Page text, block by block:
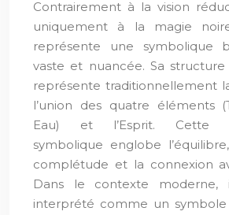
Contrairement à la vision
uniquement à la magie
représente une symbolique
vaste et nuancée. Sa
représente traditionnellement
l’union des quatre éléments
Eau) et l’Esprit. Cette
symbolique englobe
complétude et la connexion
Dans le contexte moderne,
interprété comme un